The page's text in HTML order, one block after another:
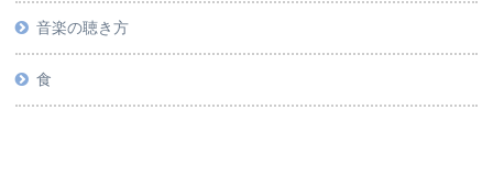
音楽の聴き方
食